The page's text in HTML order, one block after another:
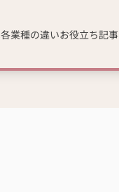
各業種の違いお役立ち記事